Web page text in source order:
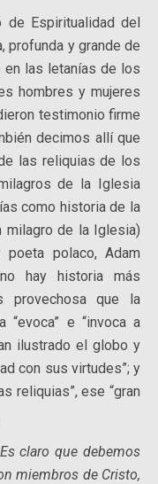
Espiritualidad del
profunda y grande de
en las letanías de los
hombres y mujeres
testimonio firme
decimos allí que
las reliquias de los
de la Iglesia
como historia de la
milagro de la Iglesia)
polaco, Adam
hay historia más
provechosa que la
e “invoca a
ilustrado el globo y
con sus virtudes”; y
reliquias”, ese “gran
claro que debemos
miembros de Cristo,